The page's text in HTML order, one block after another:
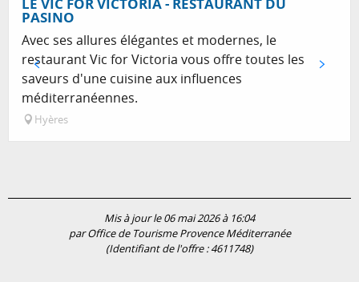
PASINO
Avec ses allures élégantes et modernes, le
restaurant Vic for Victoria vous offre toutes les
saveurs d'une cuisine aux influences
méditerranéennes.
Hyères
Mis à jour le 06 mai 2026 à 16:04
par Office de Tourisme Provence Méditerranée
(Identifiant de l'offre :4611748)